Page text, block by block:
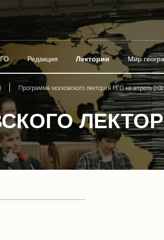
Редакция Лектории Мир
Программа московского лектория РГО на апрель